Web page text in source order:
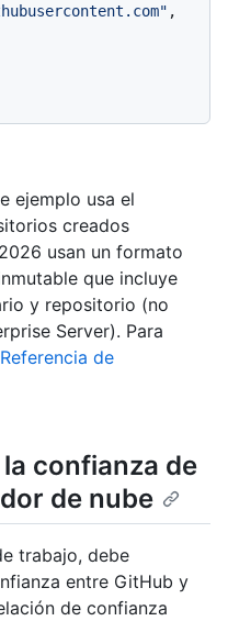
,
ejemplo usa el
creados
usan un formato
que incluye
y repositorio (no
Server). Para
Referencia de
confianza de
de nube
trabajo, debe
entre GitHub y
de confianza